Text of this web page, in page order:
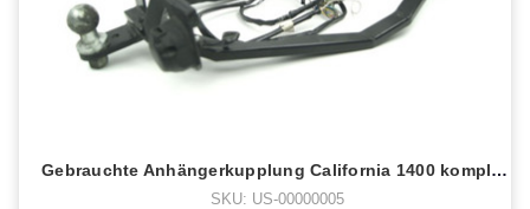
Gebrauchte Anhängerkupplung California 1400 komplett
SKU: US-00000005